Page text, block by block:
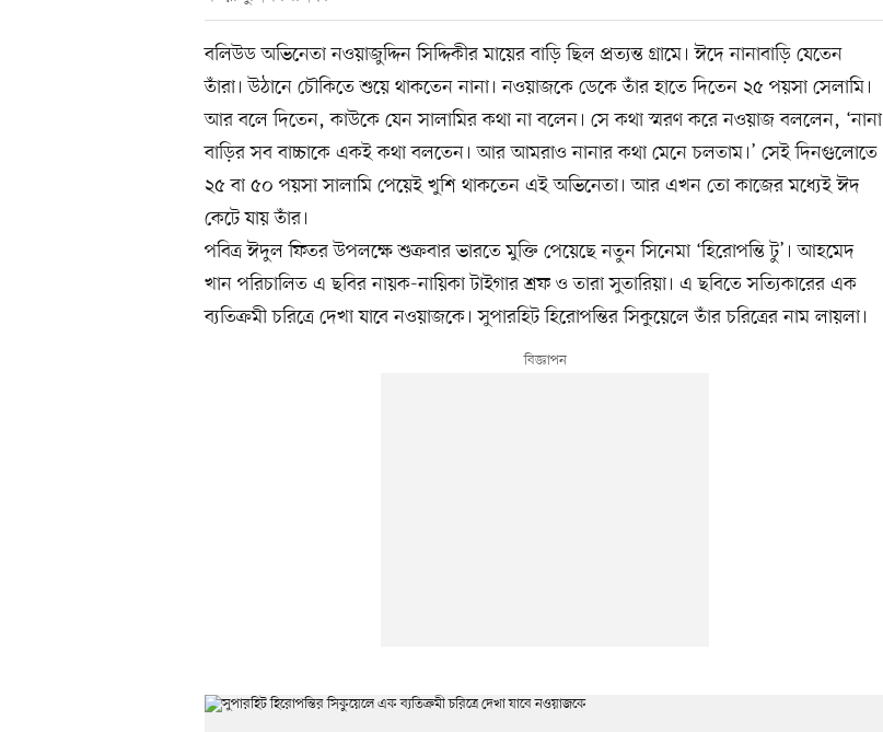
বলিউড অভিনেতা নওয়াজুদ্দিন সিদ্দিকীর মায়ের বাড়ি ছিল প্রত্যন্ত গ্রামে। ঈদে নানাবাড়ি যেতেন
তাঁরা। উঠানে চৌকিতে শুয়ে থাকতেন নানা। নওয়াজকে ডেকে তাঁর হাতে দিতেন ২৫ পয়সা সেলামি।
আর বলে দিতেন, কাউকে যেন সালামির কথা না বলেন। সে কথা স্মরণ করে নওয়াজ বললেন, ‘নানা
বাড়ির সব বাচ্চাকে একই কথা বলতেন। আর আমরাও নানার কথা মেনে চলতাম।’ সেই দিনগুলোতে
২৫ বা ৫০ পয়সা সালামি পেয়েই খুশি থাকতেন এই অভিনেতা। আর এখন তো কাজের মধ্যেই ঈদ
কেটে যায় তাঁর।
পবিত্র ঈদুল ফিতর উপলক্ষে শুক্রবার ভারতে মুক্তি পেয়েছে নতুন সিনেমা ‘হিরোপন্তি টু’। আহমেদ
খান পরিচালিত এ ছবির নায়ক-নায়িকা টাইগার শ্রফ ও তারা সুতারিয়া। এ ছবিতে সত্যিকারের এক
ব্যতিক্রমী চরিত্রে দেখা যাবে নওয়াজকে। সুপারহিট হিরোপন্তির সিকুয়েলে তাঁর চরিত্রের নাম লায়লা।